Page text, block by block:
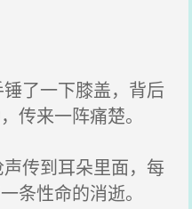
了一下膝盖，背后
传来一阵痛楚。
传到耳朵里面，每
条性命的消逝。